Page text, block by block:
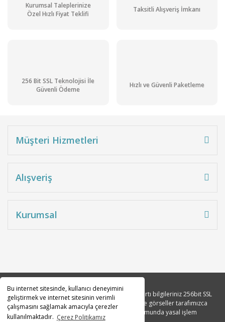
Bu internet sitesinde, kullanıcı deneyimini
geliştirmek ve internet sitesinin verimli
çalışmasını sağlamak amacıyla çerezler
kullanılmaktadır. Çerez Politikamız
Kurumsal Taleplerinize
Özel Hızlı Fiyat Teklifi
Taksitli Alışveriş İmkanı
256 Bit SSL Teknolojisi İle
Güvenli Ödeme
Hızlı ve Güvenli Paketleme
Müşteri Hizmetleri
Alışveriş
Kurumsal
Copyright 2010© Tüm hakları saklıdır. Kredi kartı bilgileriniz 256bit SSL
sertifikası ile korunmaktadır. Tüm açıklama ve görseller tarafımızca
tasarlanmıştır. İzinsiz kopyalanması durumunda yasal işlem